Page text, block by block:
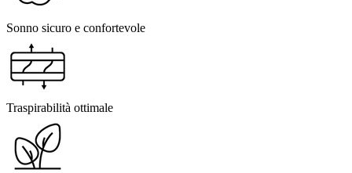
Sonno sicuro e confortevole
Traspirabilità ottimale